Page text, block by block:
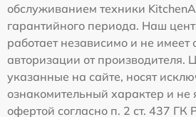
обслуживанием техники
гарантийного периода. Наш
работает независимо и не
авторизации от производителя.
указанные на сайте, носят
ознакомительный характер и не
офертой согласно п. 2 ст. 437